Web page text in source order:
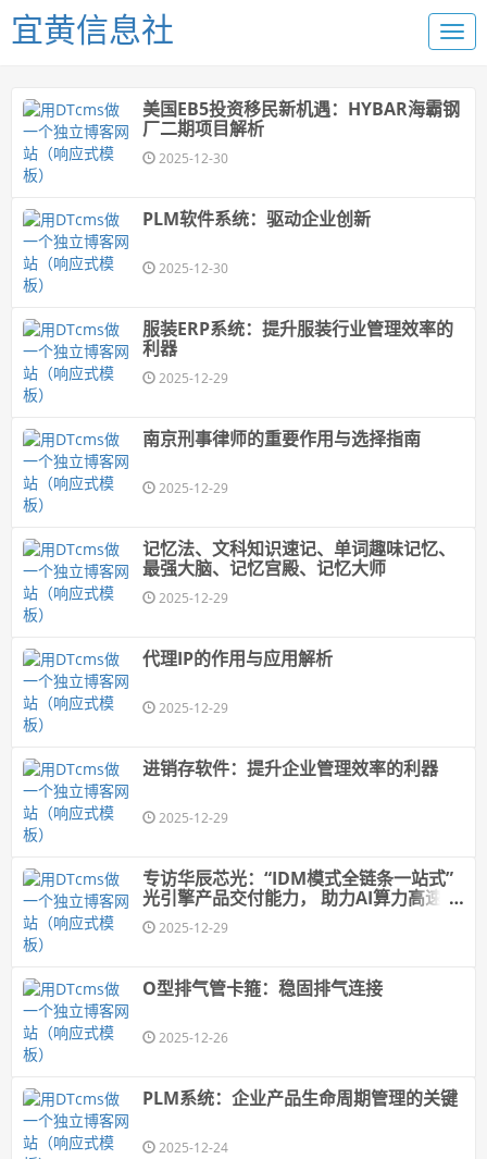
宜黄信息社
美国EB5投资移民新机遇：HYBAR海霸钢
厂二期项目解析
2025-12-30
PLM软件系统：驱动企业创新
2025-12-30
服装ERP系统：提升服装行业管理效率的
利器
2025-12-29
南京刑事律师的重要作用与选择指南
2025-12-29
记忆法、文科知识速记、单词趣味记忆、
最强大脑、记忆宫殿、记忆大师
2025-12-29
代理IP的作用与应用解析
2025-12-29
进销存软件：提升企业管理效率的利器
2025-12-29
专访华辰芯光：“IDM模式全链条一站式”
光引擎产品交付能力， 助力AI算力高速光
模块发展
2025-12-29
O型排气管卡箍：稳固排气连接
2025-12-26
PLM系统：企业产品生命周期管理的关键
2025-12-24